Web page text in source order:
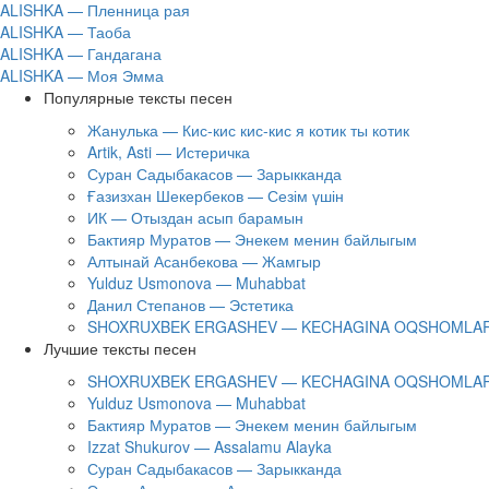
ALISHKA — Пленница рая
ALISHKA — Таоба
ALISHKA — Гандагана
ALISHKA — Моя Эмма
Популярные тексты песен
Жанулька — Кис-кис кис-кис я котик ты котик
Artik, Asti — Истеричка
Суран Садыбакасов — Зарыкканда
Ғазизхан Шекербеков — Сезім үшін
ИК — Отыздан асып барамын
Бактияр Муратов — Энекем менин байлыгым
Алтынай Асанбекова — Жамгыр
Yulduz Usmonova — Muhabbat
Данил Степанов — Эстетика
SHOXRUXBEK ERGASHEV — KECHAGINA
Лучшие тексты песен
SHOXRUXBEK ERGASHEV — KECHAGINA
Yulduz Usmonova — Muhabbat
Бактияр Муратов — Энекем менин байлыгым
Izzat Shukurov — Assalamu Alayka
Суран Садыбакасов — Зарыкканда